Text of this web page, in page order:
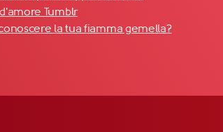
Tumblr
la tua fiamma gemella?